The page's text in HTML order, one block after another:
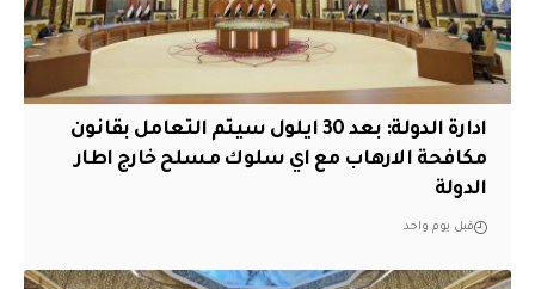
ادارة الدولة: بعد 30 ايلول سيتم التعامل بقانون
مكافحة الارهاب مع اي سلوك مسلح خارج اطار
الدولة
قبل يوم واحد